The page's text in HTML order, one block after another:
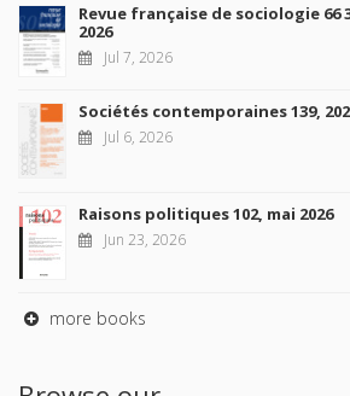
Revue française de sociologie
2026
Jul 7, 2026
Sociétés contemporaines 139,
Jul 6, 2026
Raisons politiques 102, mai 2026
Jun 23, 2026
more books